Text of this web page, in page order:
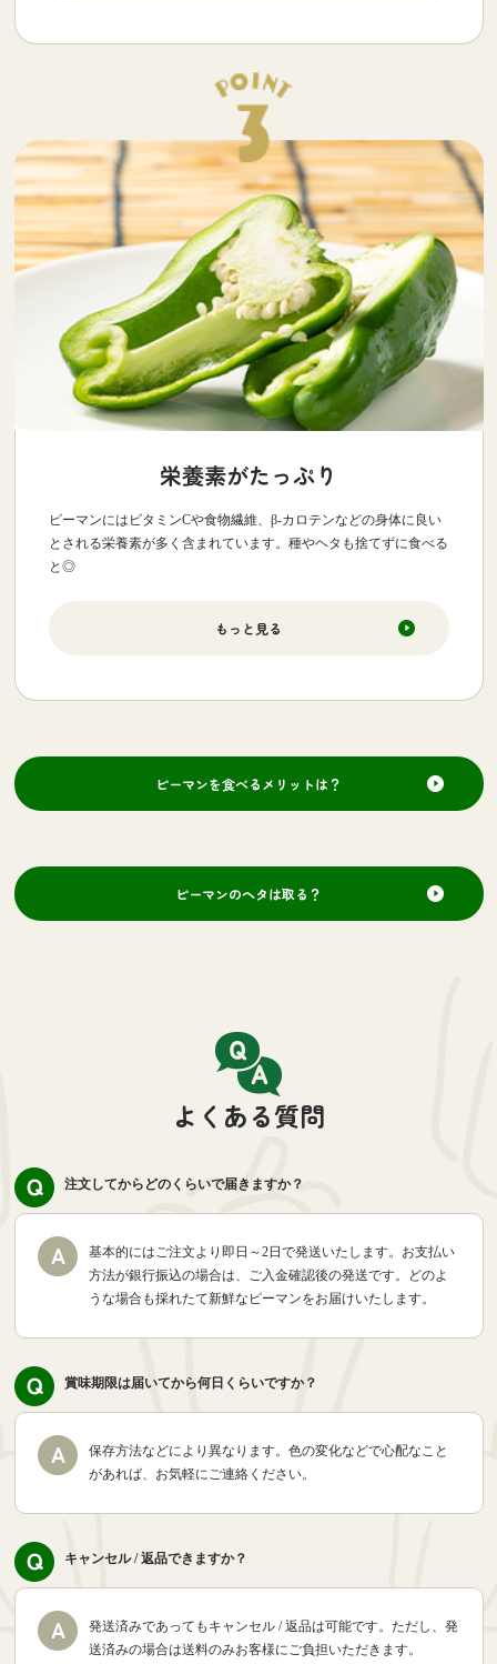
栄養素がたっぷり
ピーマンにはビタミンCや食物繊維、β-カロテンなどの身体に良い
とされる栄養素が多く含まれています。種やヘタも捨てずに食べる
と◎
もっと見る
ピーマンを食べるメリットは？
ピーマンのヘタは取る？
よくある質問
注文してからどのくらいで届きますか？
基本的にはご注文より即日～2日で発送いたします。お支払い
方法が銀行振込の場合は、ご入金確認後の発送です。どのよ
うな場合も採れたて新鮮なピーマンをお届けいたします。
賞味期限は届いてから何日くらいですか？
保存方法などにより異なります。色の変化などで心配なこと
があれば、お気軽にご連絡ください。
キャンセル / 返品できますか？
発送済みであってもキャンセル / 返品は可能です。ただし、発
送済みの場合は送料のみお客様にご負担いただきます。